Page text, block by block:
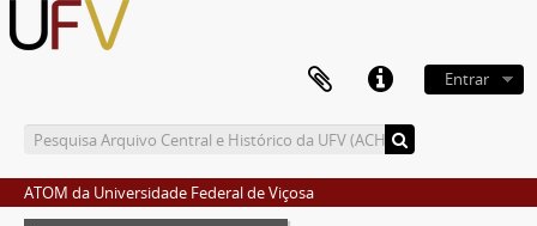
Entrar
ATOM da Universidade Federal de Viçosa